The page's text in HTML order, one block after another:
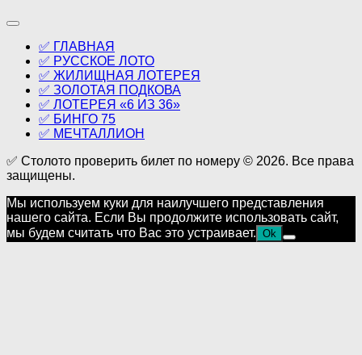
✅ ГЛАВНАЯ
✅ РУССКОЕ ЛОТО
✅ ЖИЛИЩНАЯ ЛОТЕРЕЯ
✅ ЗОЛОТАЯ ПОДКОВА
✅ ЛОТЕРЕЯ «6 ИЗ 36»
✅ БИНГО 75
✅ МЕЧТАЛЛИОН
✅ Столото проверить билет по номеру © 2026. Все права
защищены.
Мы используем куки для наилучшего представления
нашего сайта. Если Вы продолжите использовать сайт,
мы будем считать что Вас это устраивает. Ok